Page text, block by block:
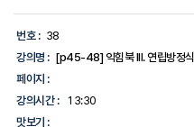
번호 : 38
강의명 : [p45-48] 익힘북 III. 연립방정식
페이지 :
강의시간 :
13:30
맛보기 :